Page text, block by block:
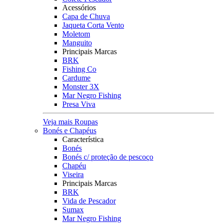
Acessórios
Capa de Chuva
Jaqueta Corta Vento
Moletom
Manguito
Principais Marcas
BRK
Fishing Co
Cardume
Monster 3X
Mar Negro Fishing
Presa Viva
Veja mais Roupas
Bonés e Chapéus
Característica
Bonés
Bonés c/ proteção de pescoço
Chapéu
Viseira
Principais Marcas
BRK
Vida de Pescador
Sumax
Mar Negro Fishing